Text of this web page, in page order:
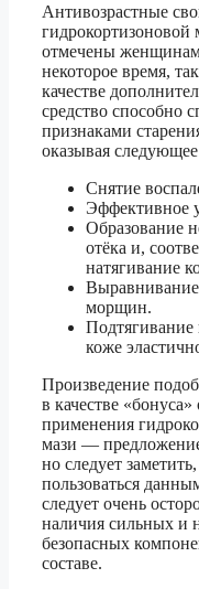
Антивозрастные
гидрокортизоновой
отмечены
некоторое время,
качестве
средство способно
признаками
оказывая
Снятие
Эффективное
Образование
отёка и,
натягивание
морщин.
коже
Произведение
в качестве «бонуса»
применения
мази —
но следует
пользоваться
следует очень
наличия сильных и
безопасных
составе.